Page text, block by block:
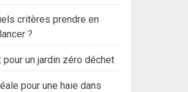
critères prendre en
?
un jardin zéro déchet
pour une haie dans